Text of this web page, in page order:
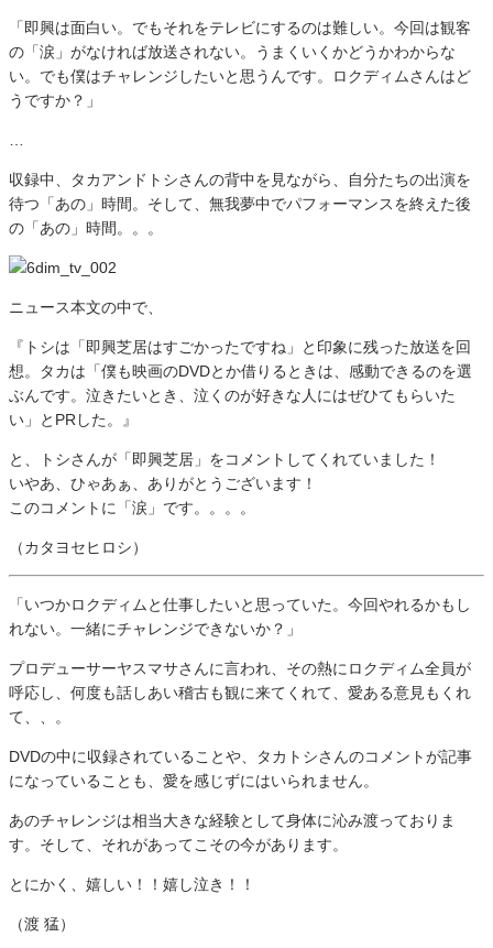
「即興は面白い。でもそれをテレビにするのは難しい。今回は観客
の「涙」がなければ放送されない。うまくいくかどうかわからな
い。でも僕はチャレンジしたいと思うんです。ロクディムさんはど
うですか？」
収録中、タカアンドトシさんの背中を見ながら、自分たちの出演を
待つ「あの」時間。そして、無我夢中でパフォーマンスを終えた後
の「あの」時間。。。
ニュース本文の中で、
『トシは「即興芝居はすごかったですね」と印象に残った放送を回
想。タカは「僕も映画のDVDとか借りるときは、感動できるのを選
ぶんです。泣きたいとき、泣くのが好きな人にはぜひてもらいた
い」とPRした。』
と、トシさんが「即興芝居」をコメントしてくれていました！
いやあ、ひゃあぁ、ありがとうございます！
このコメントに「涙」です。。。。
（カタヨセヒロシ）
「いつかロクディムと仕事したいと思っていた。今回やれるかもし
れない。一緒にチャレンジできないか？」
プロデューサーヤスマサさんに言われ、その熱にロクディム全員が
呼応し、何度も話しあい稽古も観に来てくれて、愛ある意見もくれ
て、、。
DVDの中に収録されていることや、タカトシさんのコメントが記事
になっていることも、愛を感じずにはいられません。
あのチャレンジは相当大きな経験として身体に沁み渡っておりま
す。そして、それがあってこその今があります。
とにかく、嬉しい！！嬉し泣き！！
（渡 猛）